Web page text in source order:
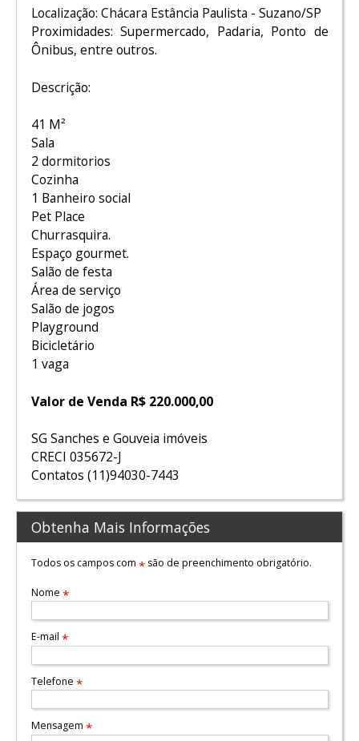
Localização: Chácara Estância Paulista - Suzano/SP
Proximidades: Supermercado, Padaria, Ponto de
Ônibus, entre outros.
Descrição:
41 M²
Sala
2 dormitorios
Cozinha
1 Banheiro social
Pet Place
Churrasquira.
Espaço gourmet.
Salão de festa
Área de serviço
Salão de jogos
Playground
Bicicletário
1 vaga
Valor de Venda R$ 220.000,00
SG Sanches e Gouveia imóveis
CRECI 035672-J
Contatos (11)94030-7443
Obtenha Mais Informações
Todos os campos com *são de preenchimento obrigatório.
Nome *
E-mail *
Telefone *
Mensagem *